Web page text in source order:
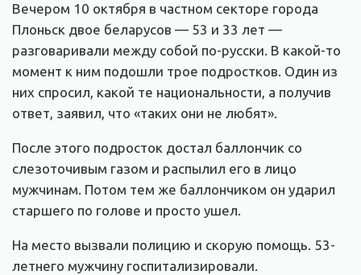
Вечером 10 октября в частном секторе города
Плоньск двое беларусов — 53 и 33 лет —
разговаривали между собой по-русски. В какой-то
момент к ним подошли трое подростков. Один из
них спросил, какой те национальности, а получив
ответ, заявил, что «таких они не любят».
После этого подросток достал баллончик со
слезоточивым газом и распылил его в лицо
мужчинам. Потом тем же баллончиком он ударил
старшего по голове и просто ушел.
На место вызвали полицию и скорую помощь. 53-
летнего мужчину госпитализировали.